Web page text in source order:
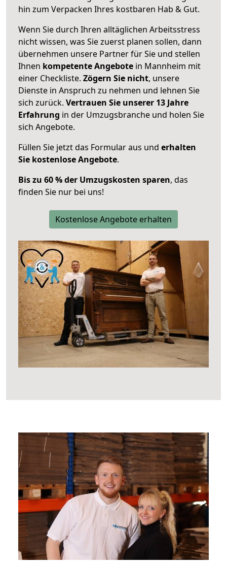
hin zum Verpacken Ihres kostbaren Hab & Gut.
Wenn Sie durch Ihren alltäglichen Arbeitsstress
nicht wissen, was Sie zuerst planen sollen, dann
übernehmen unsere Partner für Sie und stellen
Ihnen kompetente Angebote in Mannheim mit
einer Checkliste. Zögern Sie nicht, unsere
Dienste in Anspruch zu nehmen und lehnen Sie
sich zurück. Vertrauen Sie unserer 13 Jahre
Erfahrung in der Umzugsbranche und holen Sie
sich Angebote.
Füllen Sie jetzt das Formular aus und erhalten
Sie kostenlose Angebote.
Bis zu 60 % der Umzugskosten sparen, das
finden Sie nur bei uns!
Kostenlose Angebote erhalten